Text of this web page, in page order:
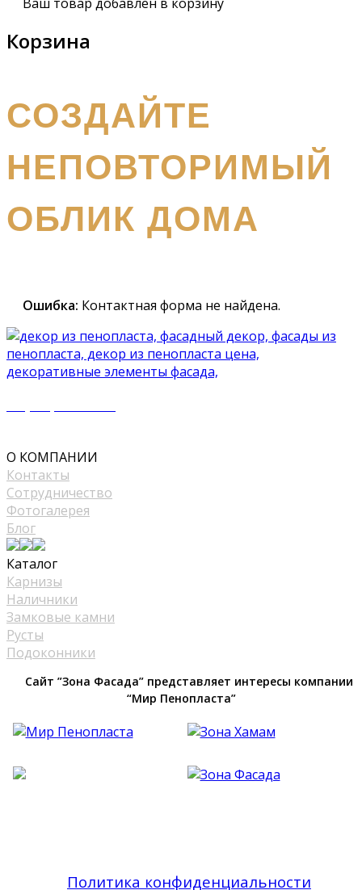
Корзина
СОЗДАЙТЕ
НЕПОВТОРИМЫЙ
ОБЛИК ДОМА
Ошибка: Контактная форма не найдена.
О КОМПАНИИ
Контакты
Сотрудничество
Фотогалерея
Блог
Каталог
Карнизы
Наличники
Замковые камни
Русты
Подоконники
Сайт ”Зона Фасада” представляет интересы компании
“Мир Пенопласта”
Политика конфиденциальности